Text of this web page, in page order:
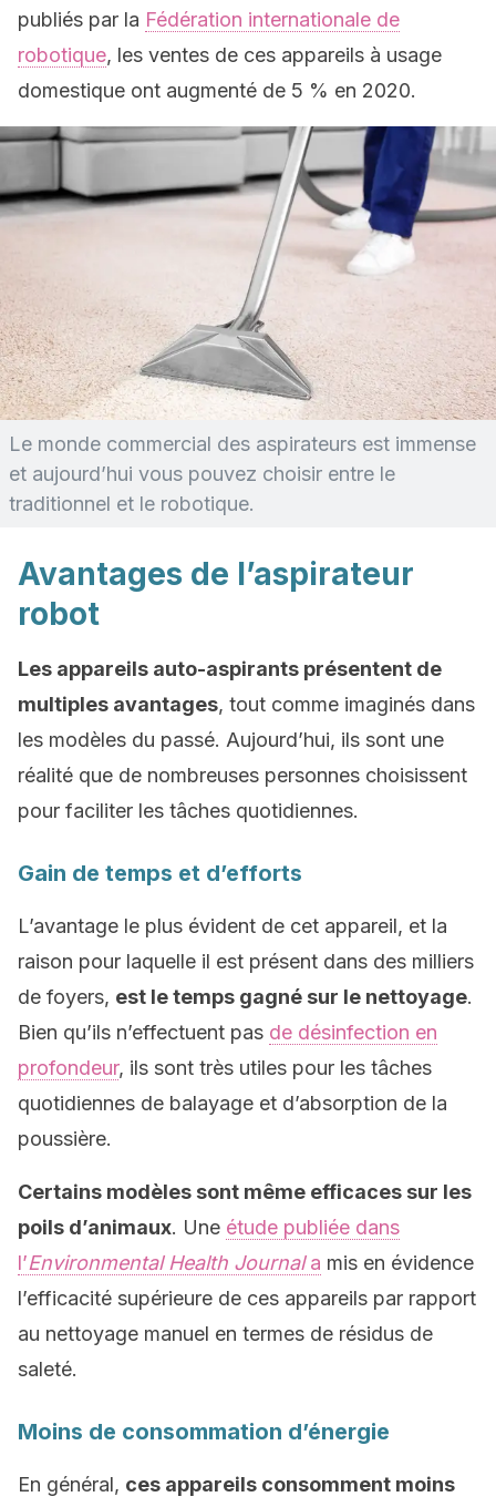
publiés par la Fédération internationale de
robotique, les ventes de ces appareils à usage
domestique ont augmenté de 5 % en 2020.
Le monde commercial des aspirateurs est immense
et aujourd’hui vous pouvez choisir entre le
traditionnel et le robotique.
Avantages de l’aspirateur
robot
Les appareils auto-aspirants présentent de
multiples avantages, tout comme imaginés dans
les modèles du passé. Aujourd’hui, ils sont une
réalité que de nombreuses personnes choisissent
pour faciliter les tâches quotidiennes.
Gain de temps et d’efforts
L’avantage le plus évident de cet appareil, et la
raison pour laquelle il est présent dans des milliers
de foyers, est le temps gagné sur le nettoyage.
Bien qu’ils n’effectuent pas de désinfection en
profondeur, ils sont très utiles pour les tâches
quotidiennes de balayage et d’absorption de la
poussière.
Certains modèles sont même efficaces sur les
poils d’animaux. Une étude publiée dans
l’Environmental Health Journala mis en évidence
l’efficacité supérieure de ces appareils par rapport
au nettoyage manuel en termes de résidus de
saleté.
Moins de consommation d’énergie
En général, ces appareils consomment moins